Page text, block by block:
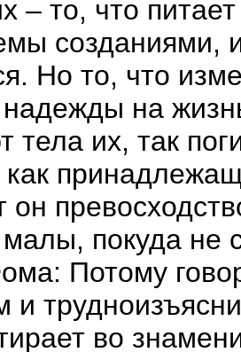
– то, что
созданиями,
Но то, что
на
тела их, так
как
он
малы, покуда не
Потому
и
во